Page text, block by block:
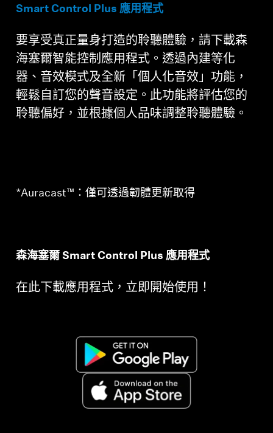
Smart Control Plus 應用程式
要享受真正量身打造的聆聽體驗，請下載森
海塞爾智能控制應用程式。透過內建等化
器、音效模式及全新「個人化音效」功能，
輕鬆自訂您的聲音設定。此功能將評估您的
聆聽偏好，並根據個人品味調整聆聽體驗。
*Auracast™：僅可透過韌體更新取得
森海塞爾 Smart Control Plus 應用程式
在此下載應用程式，立即開始使用！